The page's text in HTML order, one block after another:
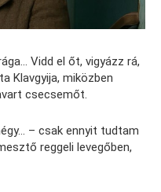
Vidd el őt, vigyázz rá,
Klavgyija, miközben
csecsemőt.
– csak ennyit tudtam
reggeli levegőben,